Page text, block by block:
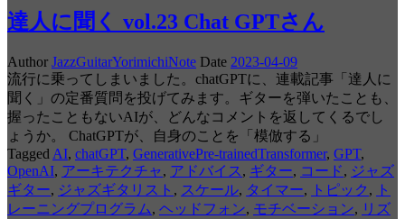
達人に聞く vol.23 Chat GPTさん
Author JazzGuitarYorimichiNote Date 2023-04-09
流行に乗ってしまいました。chatGPTに、連載記事「達人に
聞く」の定番質問を投げてみます。ギターを弾いたことも、
握ったこともないAIが、どんなコメントを返してくるでし
ょうか。 ChatGPTが、自身のことを「模倣する」
Tagged AI, chatGPT, GenerativePre-trainedTransformer, GPT,
OpenAI, アーキテクチャ, アドバイス , ギター, コード, ジャズ
ギター, ジャズギタリスト , スケール, タイマー, トピック ,
ト
レーニングプログラム, ヘッドフォン, モチベーション, リズ